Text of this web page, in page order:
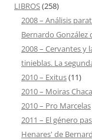
LIBROS(258)
2008 – Análisis
Bernardo González
2008 – Cervantes y
tinieblas. La
2010 – Exitus(11)
2010 – Moiras
2010 – Pro Marcelas
2011 – El género
Henares' de